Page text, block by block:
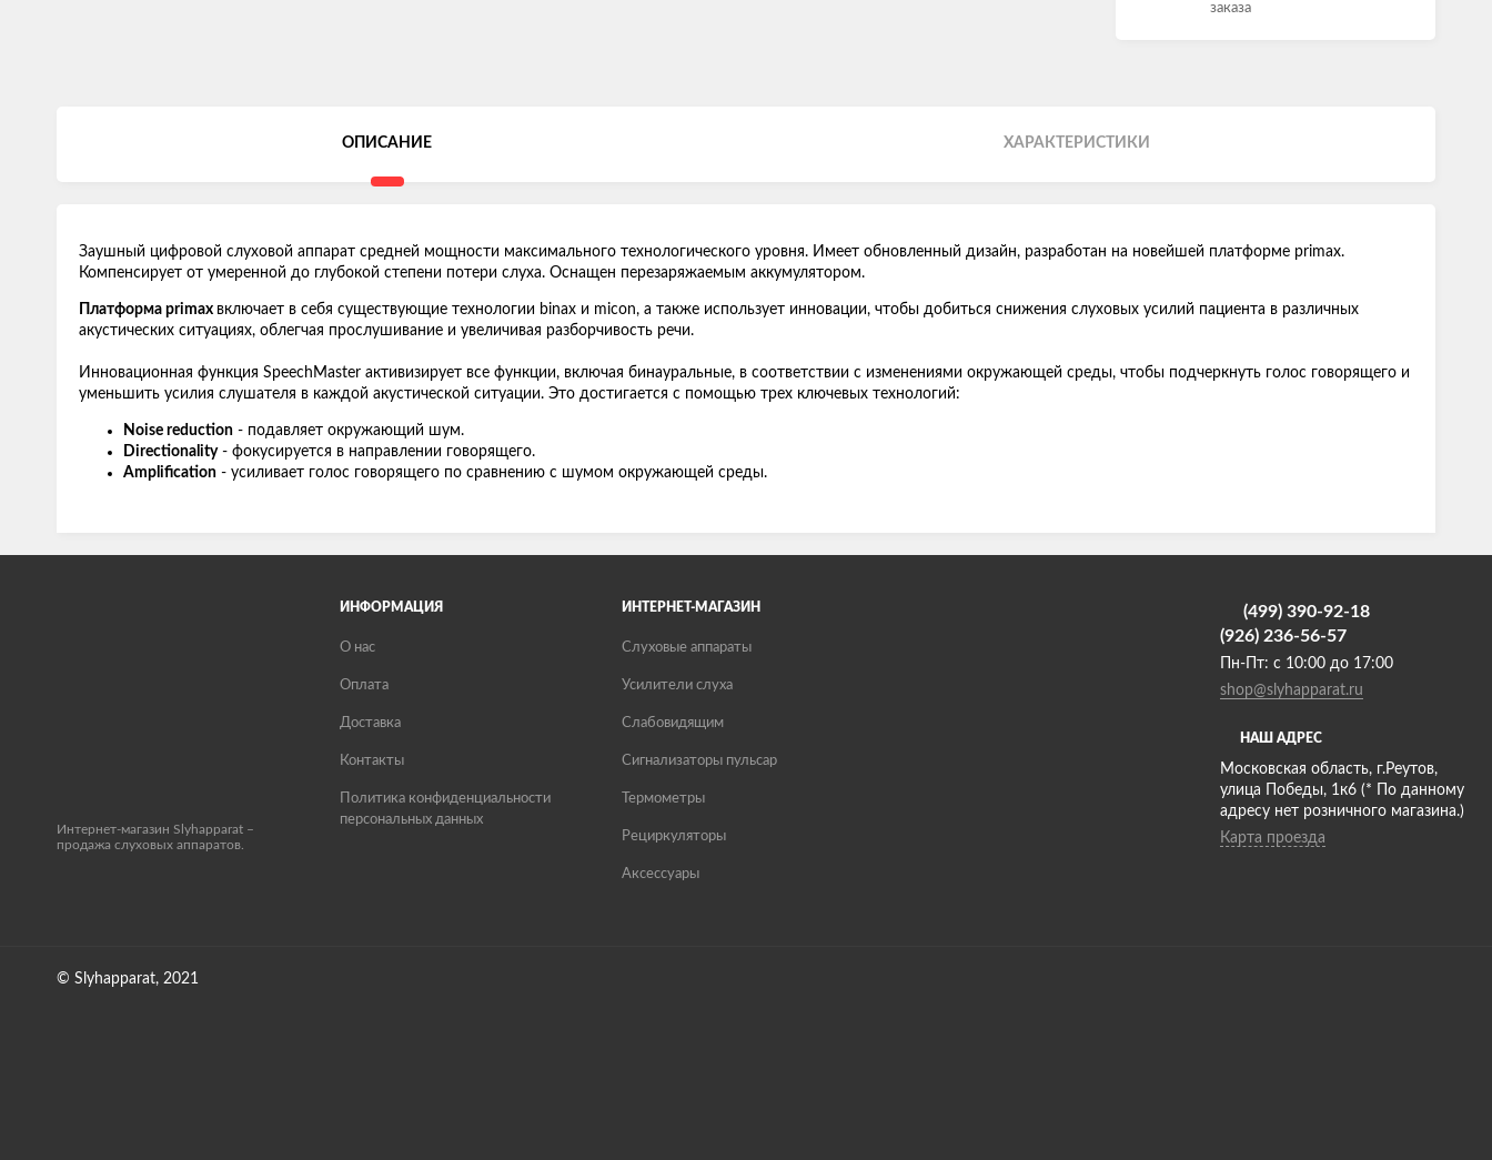
заказа
ОПИСАНИЕ ХАРАКТЕРИСТИКИ
Заушный цифровой слуховой аппарат средней мощности максимального технологического уровня. Имеет обновленный дизайн, разработан на новейшей платформе primax.
Компенсирует от умеренной до глубокой степени потери слуха. Оснащен перезаряжаемым аккумулятором.
Платформа primax включает в себя существующие технологии binax и micon, а также использует инновации, чтобы добиться снижения слуховых усилий пациента в различных
акустических ситуациях, облегчая прослушивание и увеличивая разборчивость речи.
Инновационная функция SpeechMaster активизирует все функции, включая бинауральные, в соответствии с изменениями окружающей среды, чтобы подчеркнуть голос говорящего и
уменьшить усилия слушателя в каждой акустической ситуации. Это достигается с помощью трех ключевых технологий:
Noise reduction - подавляет окружающий шум.
Directionality- фокусируется в направлении говорящего.
Amplification - усиливает голос говорящего по сравнению с шумом окружающей среды.
Интернет-магазин Slyhapparat –
продажа слуховых аппаратов.
ИНФОРМАЦИЯ
О нас
Оплата
Доставка
Контакты
Политика конфиденциальности
персональных данных
ИНТЕРНЕТ-МАГАЗИН
Слуховые аппараты
Усилители слуха
Слабовидящим
Сигнализаторы пульсар
Термометры
Рециркуляторы
Аксессуары
НАШ АДРЕС
Московская область, г.Реутов,
улица Победы, 1к6 (* По данному
адресу нет розничного магазина.)
Карта проезда
(499) 390-92-18
(926) 236-56-57
Пн-Пт: с 10:00 до 17:00
shop@slyhapparat.ru
© Slyhapparat, 2021